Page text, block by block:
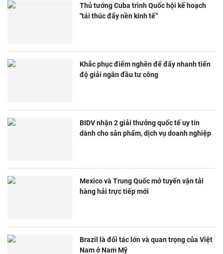
Thủ tướng Cuba trình Quốc hội kế hoạch
"tái thúc đẩy nền kinh tế”
Khắc phục điểm nghẽn để đẩy nhanh tiến
độ giải ngân đầu tư công
BIDV nhận 2 giải thưởng quốc tế uy tín
dành cho sản phẩm, dịch vụ doanh nghiệp
Mexico và Trung Quốc mở tuyến vận tải
hàng hải trực tiếp mới
Brazil là đối tác lớn và quan trọng của Việt
Nam ở Nam Mỹ